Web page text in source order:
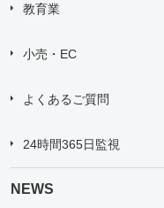
教育業
小売・EC
よくあるご質問
24時間365日監視
NEWS